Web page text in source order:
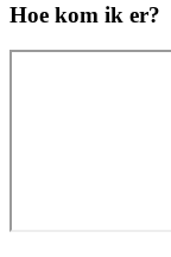
Hoe kom ik er?